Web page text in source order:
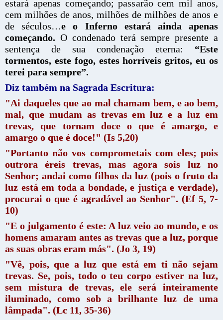
estará apenas começando; passarão cem mil anos,
cem milhões de anos, milhões de milhões de anos e
de séculos…e o Inferno estará ainda apenas
começando. O condenado terá sempre presente a
sentença de sua condenação eterna:
“Este
tormentos, este fogo, estes horríveis gritos, eu os
terei para sempre”.
Diz também na Sagrada Escritura:
"Ai daqueles que ao mal chamam bem, e ao bem,
mal, que mudam as trevas em luz e a luz em
trevas, que tornam doce o que é amargo, e
amargo o que é doce!" (Is 5,20)
"Portanto não vos comprometais com eles; pois
outrora éreis trevas, mas agora sois luz no
Senhor; andai como filhos da luz (pois o fruto da
luz está em toda a bondade, e justiça e verdade),
procurai o que é agradável ao Senhor". (Ef 5, 7-
10)
"E o julgamento é este: A luz veio ao mundo, e os
homens amaram antes as trevas que a luz, porque
as suas obras eram más". (Jo 3, 19)
"Vê, pois, que a luz que está em ti não sejam
trevas. Se, pois, todo o teu corpo estiver na luz,
sem mistura de trevas, ele será inteiramente
iluminado, como sob a brilhante luz de uma
lâmpada". (Lc 11, 35-36)